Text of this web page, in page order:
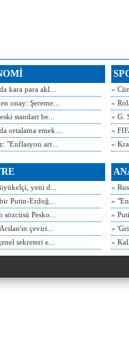
kara para akl...
onay: Şereme...
standart be...
ortalama emek...
"Enflasyon art...
»
»
» G.
»
»
yeni d...
Putin-Erdoğ...
Pesko...
çeviri...
sekreteri e...
»
»
»
»
»